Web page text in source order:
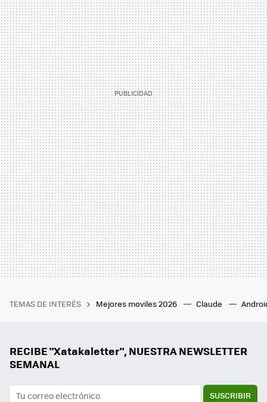
TEMAS DE INTERÉS Mejores moviles 2026 Claude
RECIBE "Xatakaletter", NUESTRA NEWSLETTER
SEMANAL
SUSCRIBIR